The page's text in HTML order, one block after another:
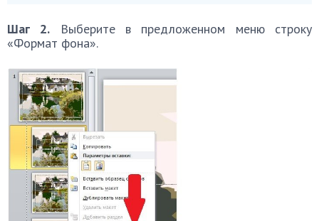
Шаг 2. Выберите в предложенном меню строку
«Формат фона».